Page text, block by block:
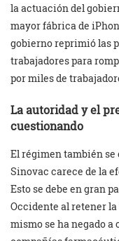
la actuación del
mayor fábrica de
gobierno reprimió las
trabajadores para
por miles de
La autoridad y el
cuestionando
El régimen también se
Sinovac carece de la
Esto se debe en gran
Occidente al retener
mismo se ha negado